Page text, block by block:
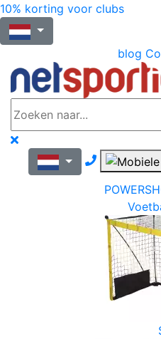
10% korting voor clubs
blog
Nous